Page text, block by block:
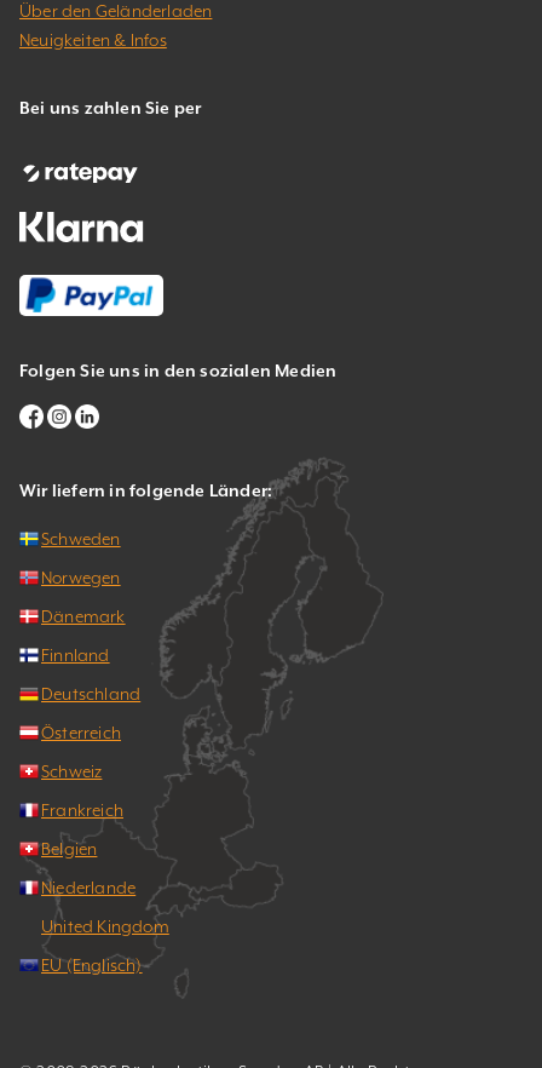
Über den Geländerladen
Neuigkeiten & Infos
Bei uns zahlen Sie per
Folgen Sie uns in den sozialen Medien
Wir liefern in folgende Länder:
Schweden
Norwegen
Dänemark
Finnland
Deutschland
Österreich
Schweiz
Frankreich
Belgien
Niederlande
United Kingdom
EU (Englisch)